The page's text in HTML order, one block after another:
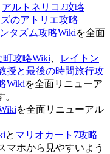
アルトネリコ2攻略
ズのアトリエ攻略
タズム攻略Wikiを全面
町攻略Wiki
レイトン
授と最後の時間旅行攻
Wikiを全面リニューア
を全面リニューアル
と マリオカート7攻略
マホから見やすいよう